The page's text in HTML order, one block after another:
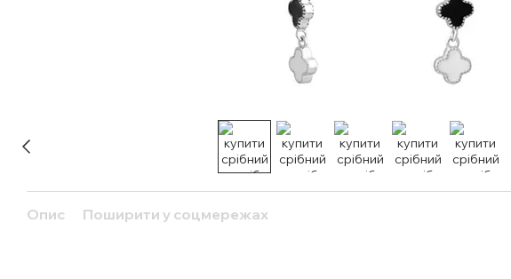
Опис Поширити у соцмережах